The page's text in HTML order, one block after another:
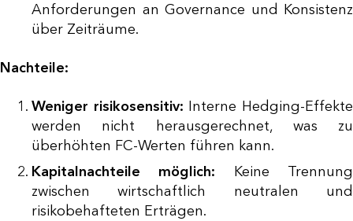
Anforderungen an Governance und Konsistenz
über Zeiträume.
Nachteile:
Weniger risikosensitiv: Interne Hedging-Effekte
werden nicht herausgerechnet, was zu
überhöhten FC-Werten führen kann.
Kapitalnachteile möglich: Keine Trennung
zwischen wirtschaftlich neutralen und
risikobehafteten Erträgen.